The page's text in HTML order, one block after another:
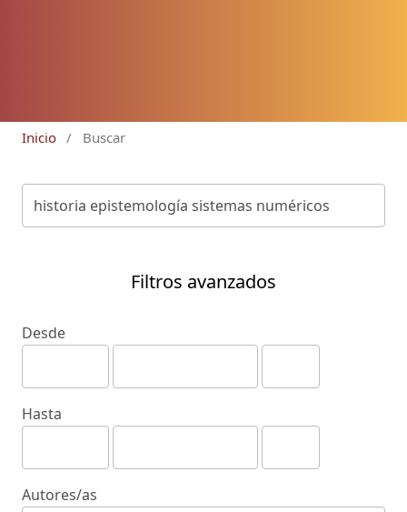
Inicio / Buscar
Filtros avanzados
Desde
Hasta
Autores/as